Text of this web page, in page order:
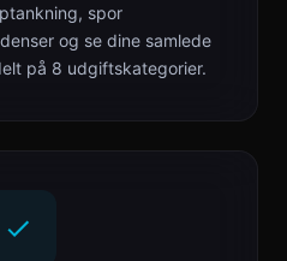
spor
og se dine samlede
på 8 udgiftskategorier.